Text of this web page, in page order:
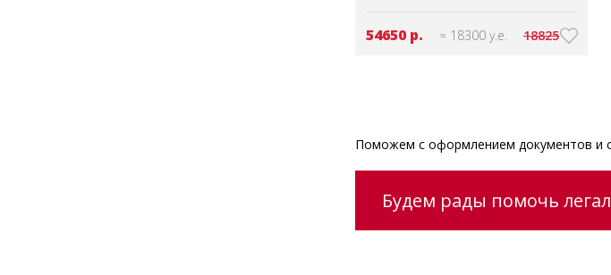
54650 р. ≈ 18300 у.е. 18825
Поможем с оформлением документов и
Будем рады помочь